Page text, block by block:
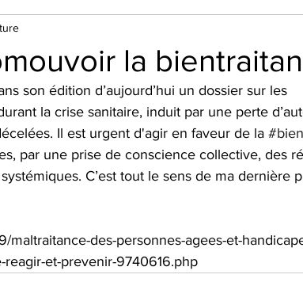
la
son édition d’aujourd’hui un dossier sur les
la crise sanitaire, induit par une perte
Il est urgent d'agir en faveur de la
par une prise de conscience collective, des
C’est tout le sens de ma dernière
maltraitance-des-personnes-agees-et-
et-prevenir-9740616.php